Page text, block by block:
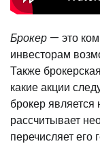
Брокер — это
инвесторам
Также
какие акции
брокер является
рассчитывает
перечисляет его